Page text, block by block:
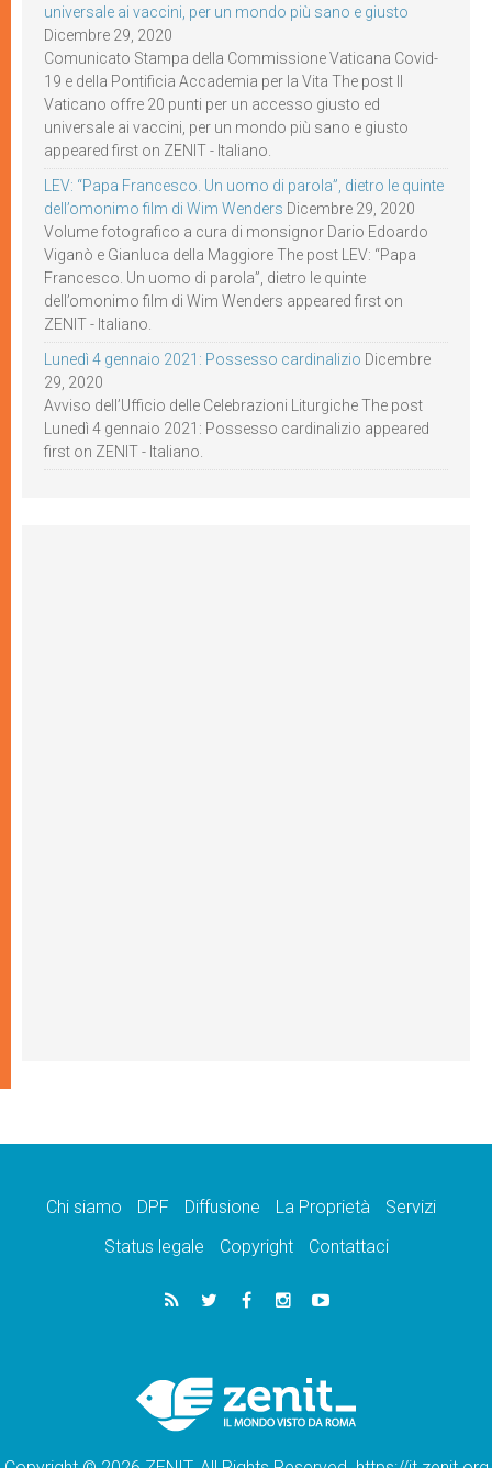
universale ai vaccini, per un mondo più sano e giusto
Dicembre 29, 2020
Comunicato Stampa della Commissione Vaticana Covid-
19 e della Pontificia Accademia per la Vita The post Il
Vaticano offre 20 punti per un accesso giusto ed
universale ai vaccini, per un mondo più sano e giusto
appeared first on ZENIT - Italiano.
LEV: “Papa Francesco. Un uomo di parola”, dietro le quinte
dell’omonimo film di Wim Wenders Dicembre 29, 2020
Volume fotografico a cura di monsignor Dario Edoardo
Viganò e Gianluca della Maggiore The post LEV: “Papa
Francesco. Un uomo di parola”, dietro le quinte
dell’omonimo film di Wim Wenders appeared first on
ZENIT - Italiano.
Lunedì 4 gennaio 2021: Possesso cardinalizio Dicembre
29, 2020
Avviso dell’Ufficio delle Celebrazioni Liturgiche The post
Lunedì 4 gennaio 2021: Possesso cardinalizio appeared
first on ZENIT - Italiano.
Chi siamo DPF Diffusione La Proprietà
Servizi
Status legale
Copyright Contattaci